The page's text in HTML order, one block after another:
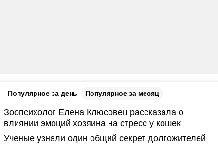
Популярное за день Популярное за месяц
Зоопсихолог Елена Клюсовец рассказала о
влиянии эмоций хозяина на стресс у кошек
Ученые узнали один общий секрет долгожителей